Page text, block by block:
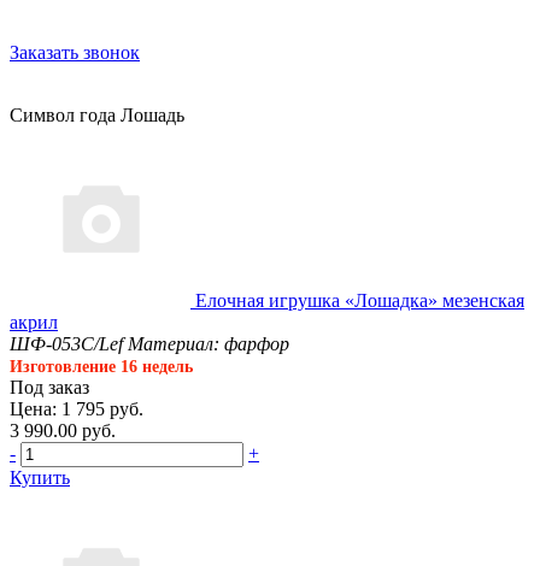
Заказать звонок
Символ года Лошадь
Елочная игрушка «Лошадка» мезенская
акрил
ШФ-053С/Lef Материал: фарфор
Изготовление 16 недель
Под заказ
Цена: 1 795 руб.
3 990.00 руб.
-
+
Купить